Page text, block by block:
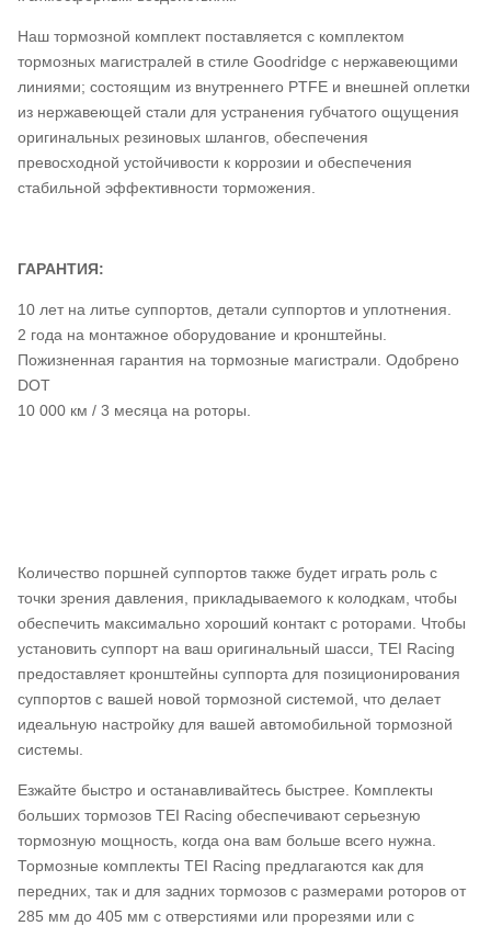
Наш тормозной комплект поставляется с комплектом
тормозных магистралей в стиле Goodridge с нержавеющими
линиями; состоящим из внутреннего PTFE и внешней оплетки
из нержавеющей стали для устранения губчатого ощущения
оригинальных резиновых шлангов, обеспечения
превосходной устойчивости к коррозии и обеспечения
стабильной эффективности торможения.
ГАРАНТИЯ:
10 лет на литье суппортов, детали суппортов и уплотнения.
2 года на монтажное оборудование и кронштейны.
Пожизненная гарантия на тормозные магистрали. Одобрено
DOT
10 000 км / 3 месяца на роторы.
Количество поршней суппортов также будет играть роль с
точки зрения давления, прикладываемого к колодкам, чтобы
обеспечить максимально хороший контакт с роторами. Чтобы
установить суппорт на ваш оригинальный шасси, TEI Racing
предоставляет кронштейны суппорта для позиционирования
суппортов с вашей новой тормозной системой, что делает
идеальную настройку для вашей автомобильной тормозной
системы.
Езжайте быстро и останавливайтесь быстрее. Комплекты
больших тормозов TEI Racing обеспечивают серьезную
тормозную мощность, когда она вам больше всего нужна.
Тормозные комплекты TEI Racing предлагаются как для
передних, так и для задних тормозов с размерами роторов от
285 мм до 405 мм с отверстиями или прорезями или с